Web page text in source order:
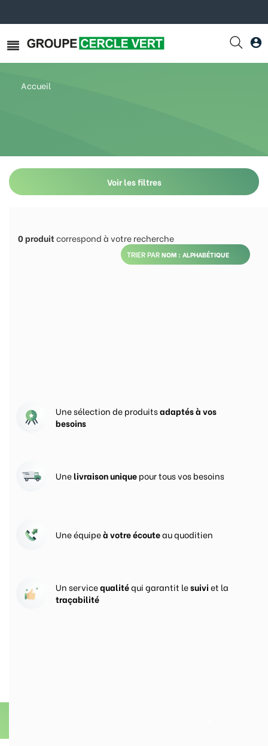
Accueil
Voir les filtres
0produitcorrespond à votre recherche
TRIER PAR
Une sélection de produitsadaptés à vos
besoins
Unelivraison uniquepour tous vos besoins
Une équipeà votre écouteau quoditien
Un servicequalitéqui garantit lesuiviet la
traçabilité